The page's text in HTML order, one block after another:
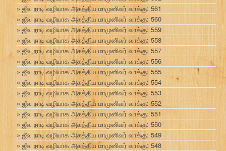
ஜீவ நாடி வழியாக அகத்திய மாமுனிவர் வாக்கு: 561
ஜீவ நாடி வழியாக அகத்திய மாமுனிவர் வாக்கு: 560
ஜீவ நாடி வழியாக அகத்திய மாமுனிவர் வாக்கு: 559
ஜீவ நாடி வழியாக அகத்திய மாமுனிவர் வாக்கு: 558
ஜீவ நாடி வழியாக அகத்திய மாமுனிவர் வாக்கு: 557
ஜீவ நாடி வழியாக அகத்திய மாமுனிவர் வாக்கு: 556
ஜீவ நாடி வழியாக அகத்திய மாமுனிவர் வாக்கு: 555
ஜீவ நாடி வழியாக அகத்திய மாமுனிவர் வாக்கு: 554
ஜீவ நாடி வழியாக அகத்திய மாமுனிவர் வாக்கு: 553
ஜீவ நாடி வழியாக அகத்திய மாமுனிவர் வாக்கு: 552
ஜீவ நாடி வழியாக அகத்திய மாமுனிவர் வாக்கு: 551
ஜீவ நாடி வழியாக அகத்திய மாமுனிவர் வாக்கு: 550
ஜீவ நாடி வழியாக அகத்திய மாமுனிவர் வாக்கு: 549
ஜீவ நாடி வழியாக அகத்திய மாமுனிவர் வாக்கு: 548